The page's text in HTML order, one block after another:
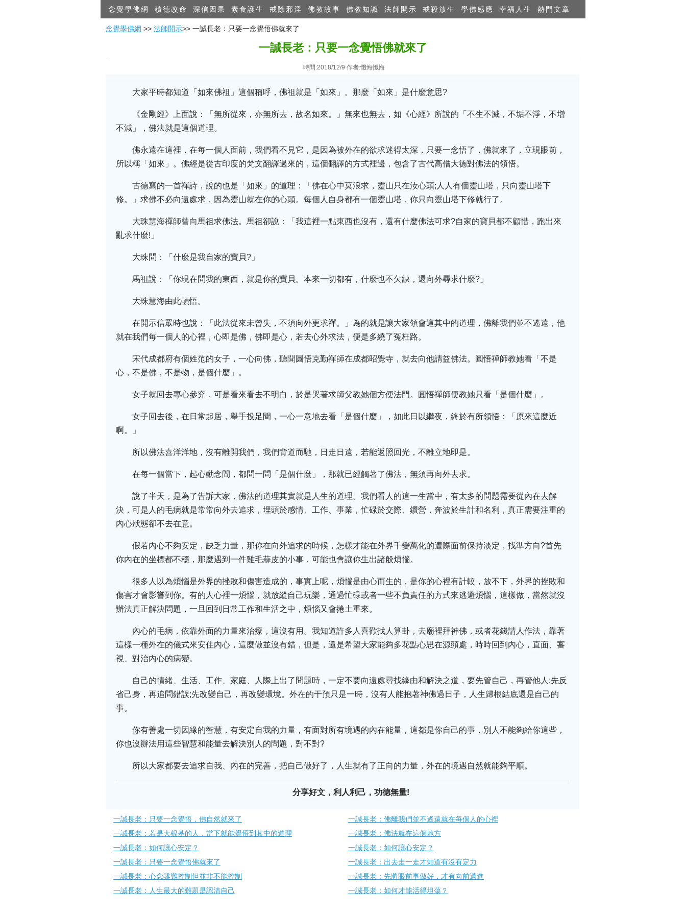
念覺學佛網 積德改命 深信因果 素食護生 戒除邪淫 佛教故事 佛教知識 法師開示 戒殺放生 學佛感應 幸福人生 熱門文章
念覺學佛網 >> 法師開示>> 一誠長老：只要一念覺悟佛就來了
一誠長老：只要一念覺悟佛就來了
時間:2018/12/9 作者:懺悔懺悔
大家平時都知道「如來佛祖」這個稱呼，佛祖就是「如來」。那麼「如來」是什麼意思?
《金剛經》上面說：「無所從來，亦無所去，故名如來。」無來也無去，如《心經》所說的「不生不滅，不垢不淨，不增
不減」，佛法就是這個道理。
佛永遠在這裡，在每一個人面前，我們看不見它，是因為被外在的欲求迷得太深，只要一念悟了，佛就來了，立現眼前，
所以稱「如來」。佛經是從古印度的梵文翻譯過來的，這個翻譯的方式裡邊，包含了古代高僧大德對佛法的領悟。
古德寫的一首禪詩，說的也是「如來」的道理：「佛在心中莫浪求，靈山只在汝心頭;人人有個靈山塔，只向靈山塔下
修。」求佛不必向遠處求，因為靈山就在你的心頭。每個人自身都有一個靈山塔，你只向靈山塔下修就行了。
大珠慧海禪師曾向馬祖求佛法。馬祖卻說：「我這裡一點東西也沒有，還有什麼佛法可求?自家的寶貝都不顧惜，跑出來
亂求什麼!」
大珠問：「什麼是我自家的寶貝?」
馬祖說：「你現在問我的東西，就是你的寶貝。本來一切都有，什麼也不欠缺，還向外尋求什麼?」
大珠慧海由此頓悟。
在開示信眾時也說：「此法從來未曾失，不須向外更求禪。」為的就是讓大家領會這其中的道理，佛離我們並不遙遠，他
就在我們每一個人的心裡，心即是佛，佛即是心，若去心外求法，便是多繞了冤枉路。
宋代成都府有個姓范的女子，一心向佛，聽聞圓悟克勤禪師在成都昭覺寺，就去向他請益佛法。圓悟禪師教她看「不是
心，不是佛，不是物，是個什麼」。
女子就回去專心參究，可是看來看去不明白，於是哭著求師父教她個方便法門。圓悟禪師便教她只看「是個什麼」。
女子回去後，在日常起居，舉手投足間，一心一意地去看「是個什麼」，如此日以繼夜，終於有所領悟：「原來這麼近
啊。」
所以佛法喜洋洋地，沒有離開我們，我們背道而馳，日走日遠，若能返照回光，不離立地即是。
在每一個當下，起心動念間，都問一問「是個什麼」，那就已經觸著了佛法，無須再向外去求。
說了半天，是為了告訴大家，佛法的道理其實就是人生的道理。我們看人的這一生當中，有太多的問題需要從內在去解
決，可是人的毛病就是常常向外去追求，埋頭於感情、工作、事業，忙碌於交際、鑽營，奔波於生計和名利，真正需要注重的
內心狀態卻不去在意。
假若內心不夠安定，缺乏力量，那你在向外追求的時候，怎樣才能在外界千變萬化的遭際面前保持淡定，找準方向?首先
你內在的坐標都不穩，那麼遇到一件雞毛蒜皮的小事，可能也會讓你生出諸般煩惱。
很多人以為煩惱是外界的挫敗和傷害造成的，事實上呢，煩惱是由心而生的，是你的心裡有計較，放不下，外界的挫敗和
傷害才會影響到你。有的人心裡一煩惱，就放縱自己玩樂，通過忙碌或者一些不負責任的方式來逃避煩惱，這樣做，當然就沒
辦法真正解決問題，一旦回到日常工作和生活之中，煩惱又會捲土重來。
內心的毛病，依靠外面的力量來治療，這沒有用。我知道許多人喜歡找人算卦，去廟裡拜神佛，或者花錢請人作法，靠著
這樣一種外在的儀式來安住內心，這麼做並沒有錯，但是，還是希望大家能夠多花點心思在源頭處，時時回到內心，直面、審
視、對治內心的病變。
自己的情緒、生活、工作、家庭、人際上出了問題時，一定不要向遠處尋找緣由和解決之道，要先管自己，再管他人;先反
省己身，再追問錯誤;先改變自己，再改變環境。外在的干預只是一時，沒有人能抱著神佛過日子，人生歸根結底還是自己的
事。
你有善處一切因緣的智慧，有安定自我的力量，有面對所有境遇的內在能量，這都是你自己的事，別人不能夠給你這些，
你也沒辦法用這些智慧和能量去解決別人的問題，對不對?
所以大家都要去追求自我、內在的完善，把自己做好了，人生就有了正向的力量，外在的境遇自然就能夠平順。
分享好文，利人利己，功德無量!
一誠長老：只要一念覺悟，佛自然就來了
一誠長老：佛離我們並不遙遠就在每個人的心裡
一誠長老：若是大根基的人，當下就能覺悟到其中的道理
一誠長老：佛法就在這個地方
一誠長老：如何讓心安定？
一誠長老：如何讓心安定？
一誠長老：只要一念覺悟佛就來了
一誠長老：出去走一走才知道有沒有定力
一誠長老：心念雖難控制但並非不能控制
一誠長老：先將眼前事做好，才有向前邁進
一誠長老：人生最大的難題是認清自己
一誠長老：如何才能活得坦蕩？